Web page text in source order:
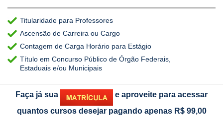
Titularidade para Professores
Ascensão de Carreira ou Cargo
Contagem de Carga Horário para Estágio
Título em Concurso Público de Órgão Federais,
Estaduais e/ou Municipais
Faça já sua
e aproveite para acessar
quantos cursos desejar pagando apenas R$ 99,00